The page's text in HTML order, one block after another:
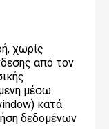
χωρίς
από τον
μέσω
κατά
δεδομένων